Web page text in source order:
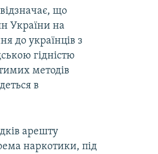
що
України на
до українців з
гідністю
методів
в
арешту
наркотики, під